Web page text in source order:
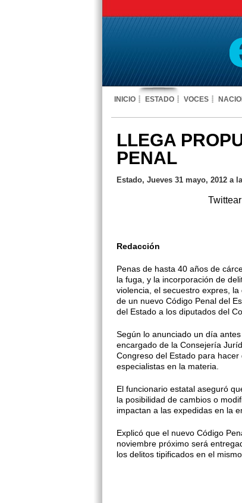
INICIO ESTADO VOCES
LLEGA
PENAL
Estado, Jueves 31 mayo, 2012 a
Twittear
Redacción
Penas de hasta 40 años de
la fuga, y la incorporación de
violencia, el secuestro expres,
de un nuevo Código Penal del
del Es­tado a los diputados del
Según lo anunciado un día
encargado de la Consejería
Congreso del Estado para
especialistas en la materia.
El funcionario estatal aseguró
la posibilidad de cam­bios o
impactan a las expe­didas en la
Explicó que el nuevo Código
noviembre próximo será
los delitos tipificados en el mismo.